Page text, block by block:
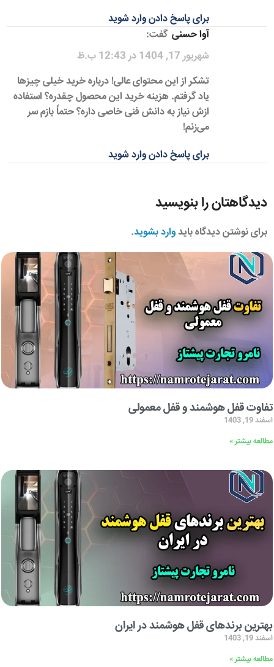
برای پاسخ دادن وارد شوید
آوا حسنی گفت:
شهریور 17, 1404 در 12:43 ب.ظ
تشکر از این محتوای عالی! درباره خرید خیلی چیزها
یاد گرفتم. هزینه خرید این محصول چقدره؟ استفاده
ازش نیاز به دانش فنی خاصی داره؟ حتماً بازم سر
می‌زنم!
برای پاسخ دادن وارد شوید
دیدگاهتان را بنویسید
برای نوشتن دیدگاه بایدوارد بشوید.
تفاوت قفل هوشمند و قفل معمولی
اسفند 19, 1403
مطالعه بیشتر »
بهترین برندهای قفل هوشمند در ایران
اسفند 19, 1403
مطالعه بیشتر »